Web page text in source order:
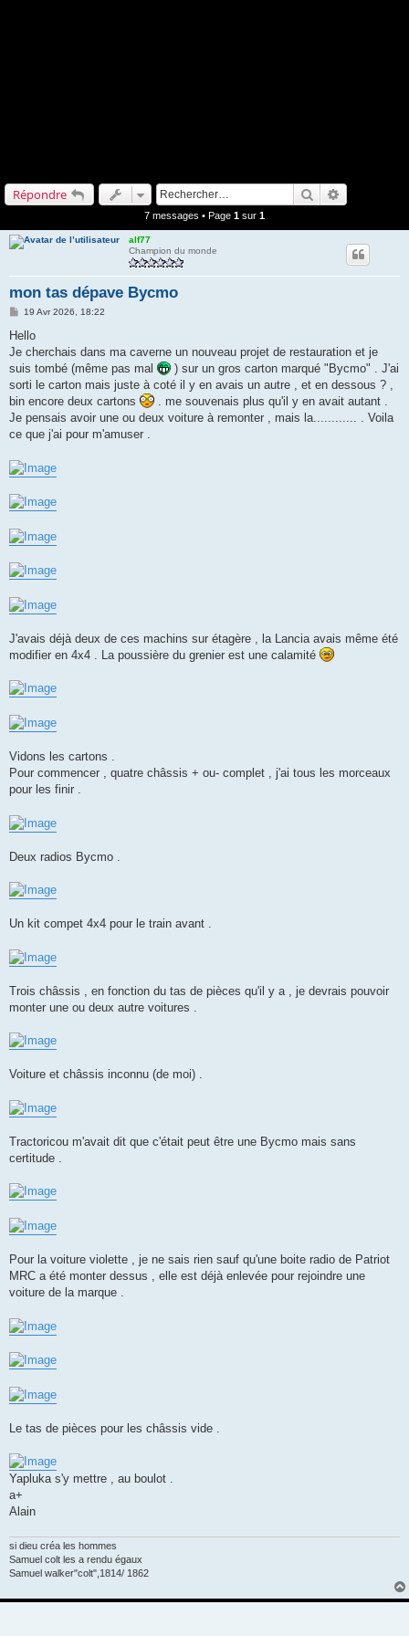
Répondre Rechercher
7 messages • Page 1 sur 1
alf77
Champion du monde
mon tas dépave Bycmo
M
s
a
g
19 Avr 2026, 18:22
Hello
Je cherchais dans ma caverne un nouveau projet de restauration et je
suis tombé (même pas mal
) sur un gros carton marqué "Bycmo" . J'ai
sorti le carton mais juste à coté il y en avais un autre , et en dessous ? ,
bin encore deux cartons
. me souvenais plus qu'il y en avait autant .
Je pensais avoir une ou deux voiture à remonter , mais la............ . Voila
ce que j'ai pour m'amuser .
J'avais déjà deux de ces machins sur étagère , la Lancia avais même été
modifier en 4x4 . La poussière du grenier est une calamité
Vidons les cartons .
Pour commencer , quatre châssis + ou- complet , j'ai tous les morceaux
pour les finir .
Deux radios Bycmo .
Un kit compet 4x4 pour le train avant .
Trois châssis , en fonction du tas de pièces qu'il y a , je devrais pouvoir
monter une ou deux autre voitures .
Voiture et châssis inconnu (de moi) .
Tractoricou m'avait dit que c'était peut être une Bycmo mais sans
certitude .
Pour la voiture violette , je ne sais rien sauf qu'une boite radio de Patriot
MRC a été monter dessus , elle est déjà enlevée pour rejoindre une
voiture de la marque .
Le tas de pièces pour les châssis vide .
Yapluka s'y mettre , au boulot .
a+
Alain
si dieu créa les hommes
Samuel colt les a rendu égaux
Samuel walker"colt",1814/ 1862